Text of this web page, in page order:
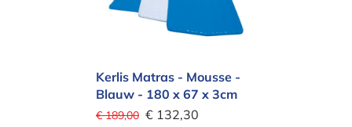
Kerlis Matras - Mousse -
Blauw - 180 x 67 x 3cm
€ 189,00 € 132,30